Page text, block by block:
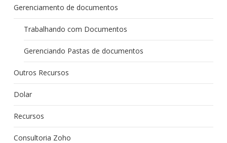
Gerenciamento de documentos
Trabalhando com Documentos
Gerenciando Pastas de documentos
Outros Recursos
Dolar
Recursos
Consultoria Zoho